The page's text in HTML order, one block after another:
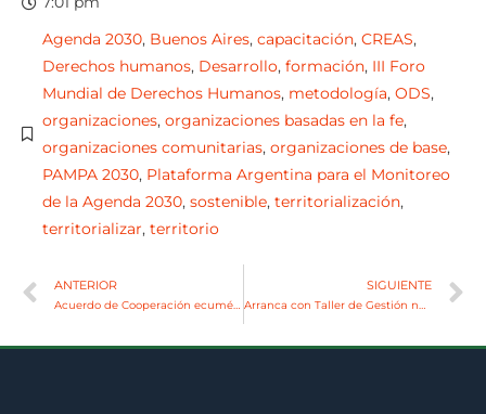
Agenda 2030, Buenos Aires, capacitación, CREAS,
Derechos humanos, Desarrollo, formación, III Foro
Mundial de Derechos Humanos, metodología, ODS,
organizaciones, organizaciones basadas en la fe,
organizaciones comunitarias, organizaciones de base,
PAMPA 2030, Plataforma Argentina para el Monitoreo
de la Agenda 2030, sostenible, territorialización,
territorializar, territorio
ANTERIOR
Acuerdo de Cooperación ecuménica entre CEBITEPAL – CELAM y CREAS
SIGUIENTE
Arranca con Taller de Gestión nueva tanda del Fondo de Pequeños Proyectos